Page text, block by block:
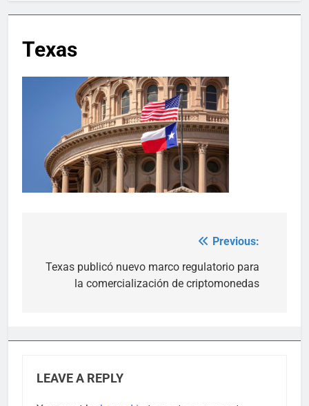
Texas
navigation
Previous:
Texas publicó nuevo marco regulatorio para
la comercialización de criptomonedas
LEAVE A REPLY